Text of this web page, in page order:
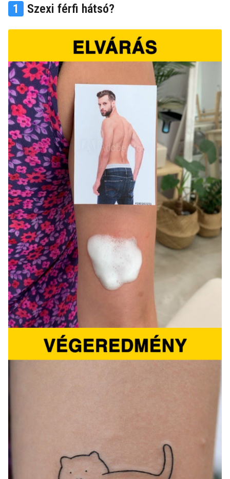
u
t
1 Szexi férfi hátsó?